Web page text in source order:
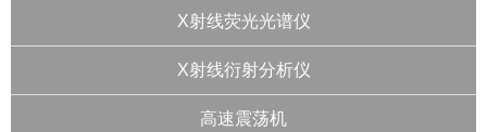
X射线荧光光谱仪
X射线衍射分析仪
高速震荡机